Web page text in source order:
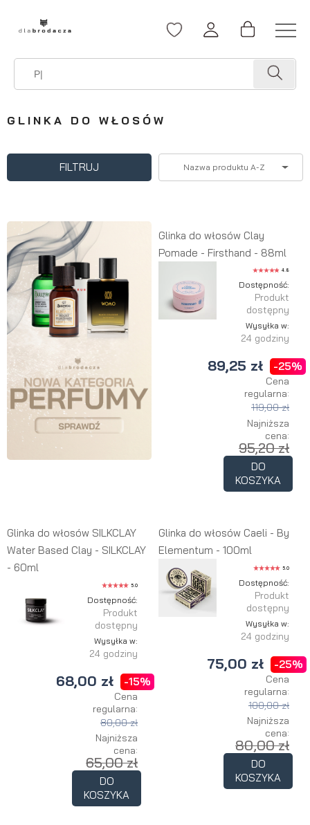
GLINKA DO WŁOSÓW
FILTRUJ Nazwa produktu A-Z
Glinka do włosów Clay
Pomade - Firsthand - 88ml
4.8
Dostępność:
Produkt
dostępny
Wysyłka w:
24 godziny
89,25 zł -25%
Cena
regularna:
119,00 zł
Najniższa
cena:
95,20 zł
DO
KOSZYKA
Glinka do włosów SILKCLAY
Water Based Clay - SILKCLAY
- 60ml
5.0
Dostępność:
Produkt
dostępny
Wysyłka w:
24 godziny
68,00 zł -15%
Cena
regularna:
80,00 zł
Najniższa
cena:
65,00 zł
DO
KOSZYKA
Glinka do włosów Caeli - By
Elementum - 100ml
5.0
Dostępność:
Produkt
dostępny
Wysyłka w:
24 godziny
75,00 zł -25%
Cena
regularna:
100,00 zł
Najniższa
cena:
80,00 zł
DO
KOSZYKA